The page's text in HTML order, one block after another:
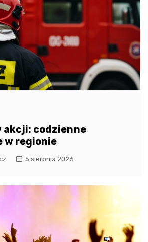
akcji: codzienne
w regionie
5 sierpnia 2026